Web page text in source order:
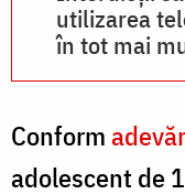
utilizarea
în tot mai
Conform
adolescent de